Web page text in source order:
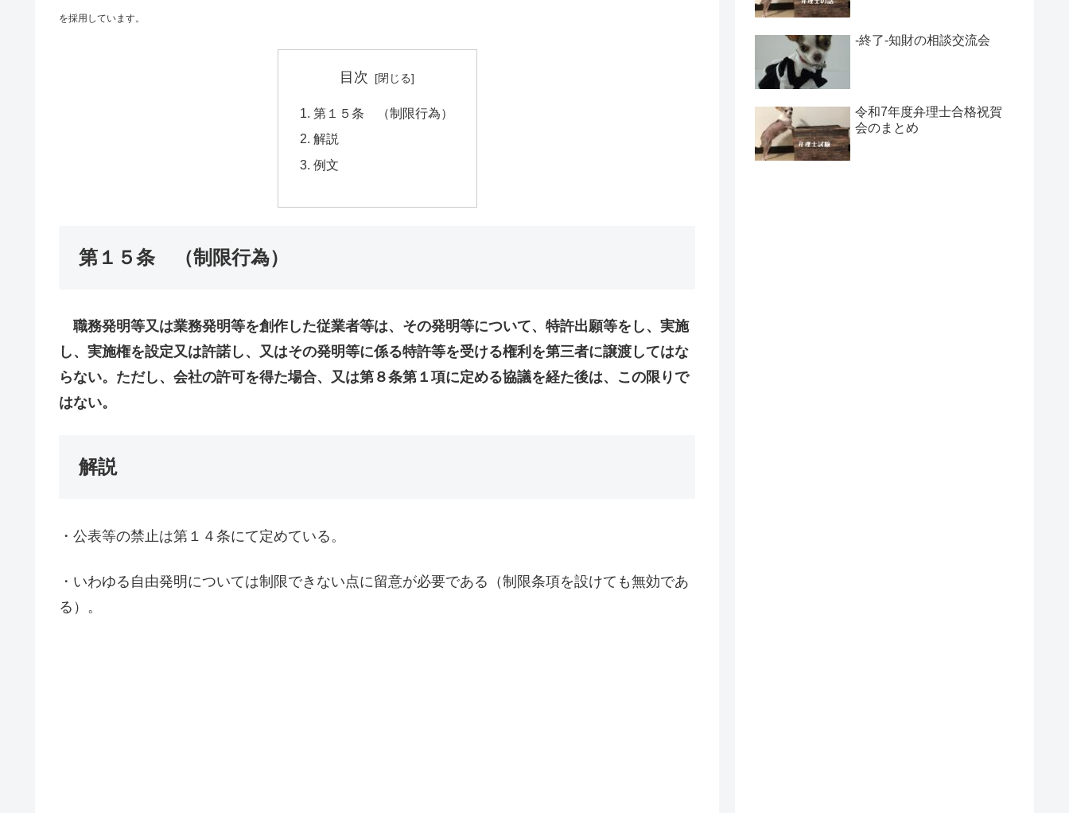
を採用しています。
目次
第１５条 （制限行為）
解説
例文
第１５条 （制限行為）
職務発明等又は業務発明等を創作した従業者等は、その発明等について、特許出願等をし、実施
し、実施権を設定又は許諾し、 又はその発明等に係る特許等を受ける権利を第三者に譲渡してはな
らない。ただし、会社の許可を得た場合、又は第８条第１項に定める協議を経た後は、この限りで
はない。
解説
・公表等の禁止は第１４条にて定めている。
・いわゆる自由発明については制限できない点に留意が必要である（制限条項を設けても無効であ
る）。
-終了-知財の相談交流会
令和7年度弁理士合格祝賀
会のまとめ